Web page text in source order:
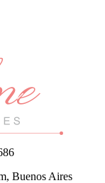
Buenos Aires